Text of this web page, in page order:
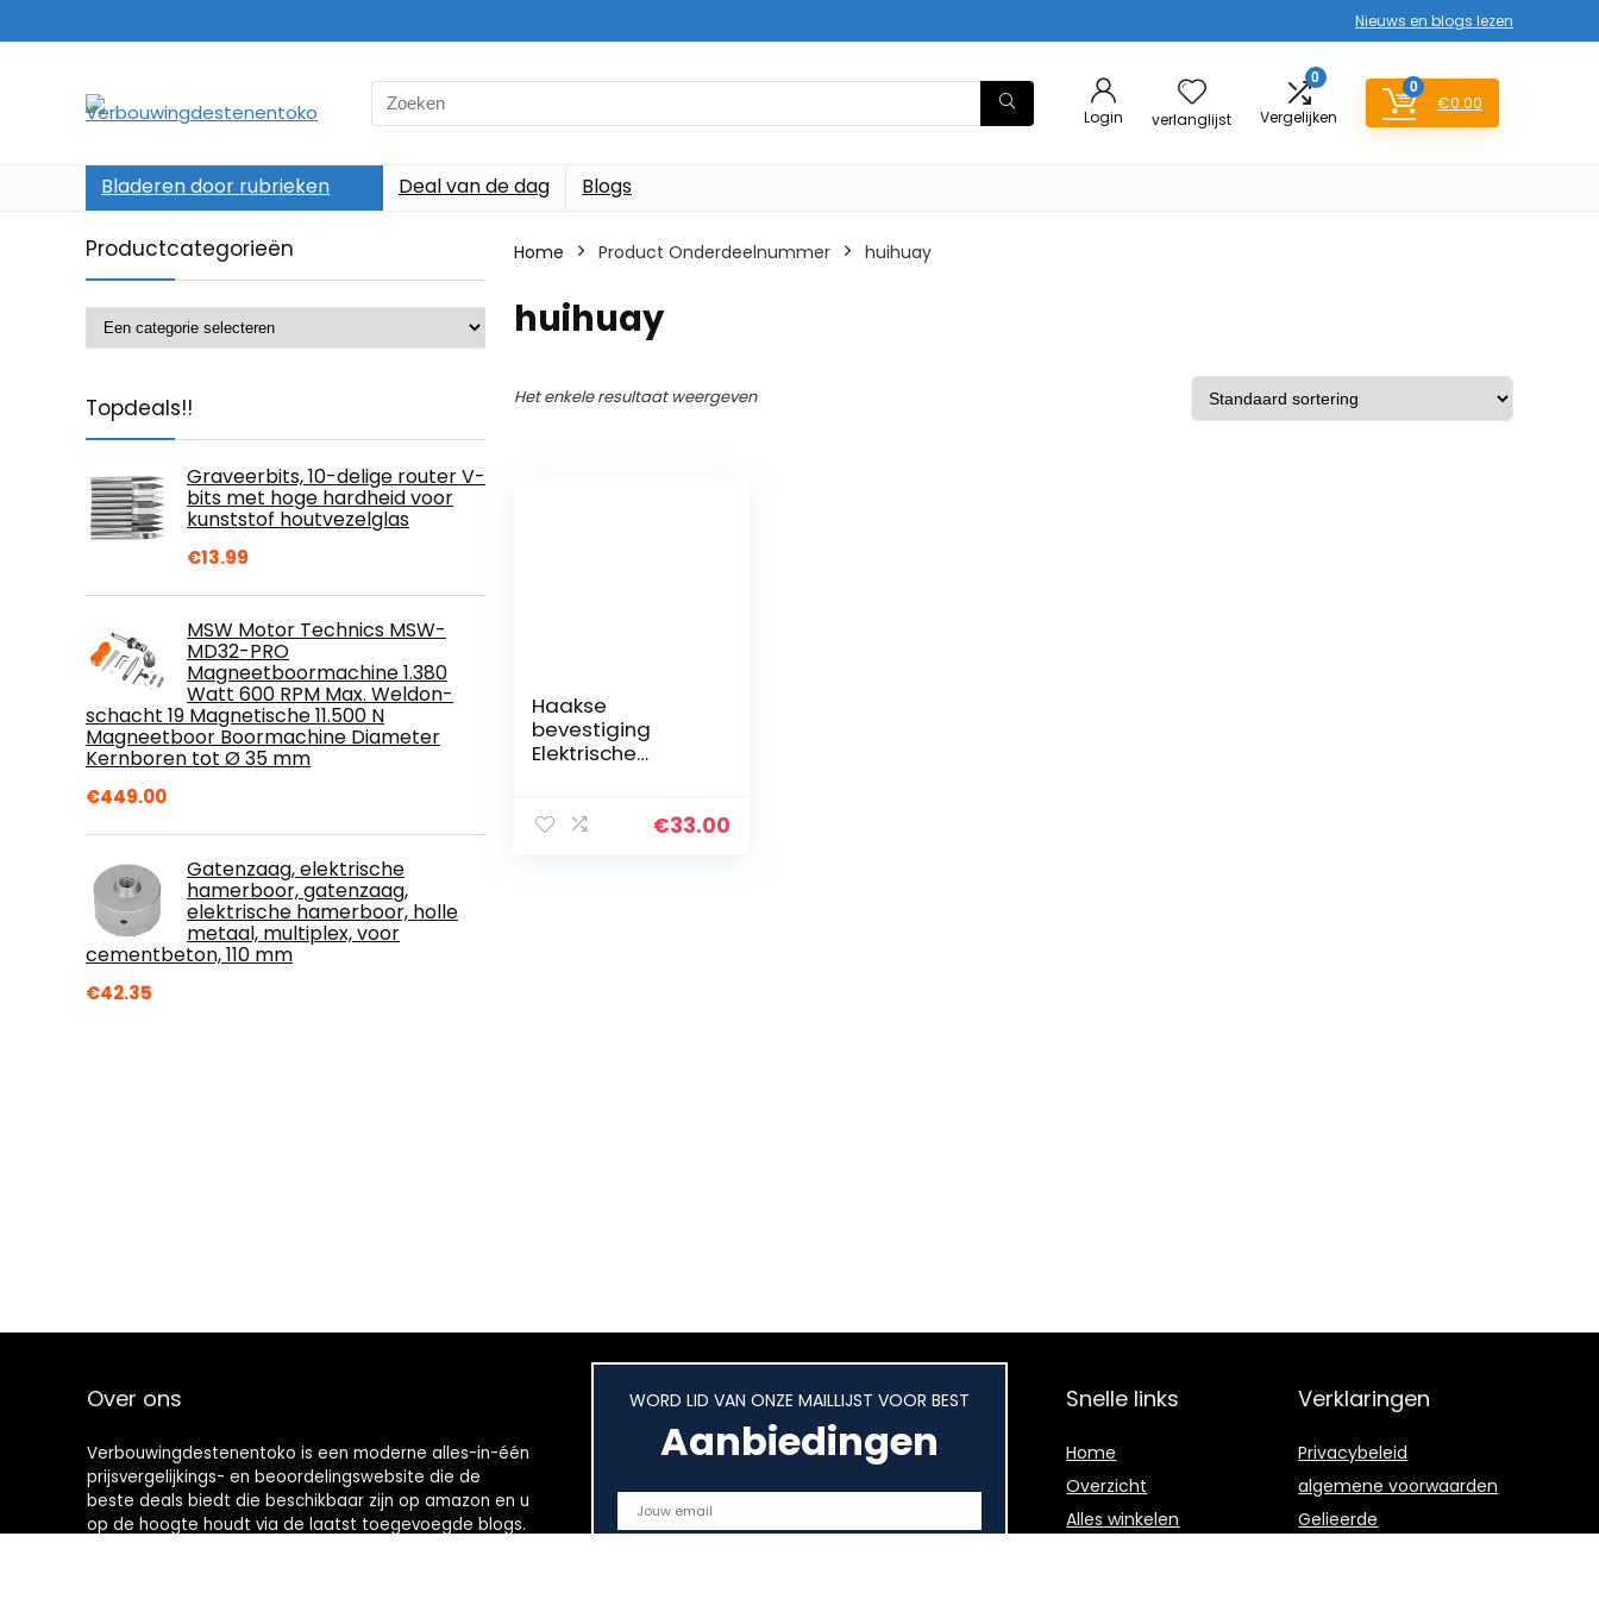
Nieuws en blogs lezen
Search
for:
Login verlanglijst
0
Vergelijken
0
€0.00
Bladeren door rubrieken Deal van de dag Blogs
Productcategorieën
Topdeals!!
Graveerbits, 10-delige router V-
bits met hoge hardheid voor
kunststof houtvezelglas
€13.99
MSW Motor Technics MSW-
MD32-PRO
Magneetboormachine 1.380
Watt 600 RPM Max. Weldon-
schacht 19 Magnetische 11.500 N
Magneetboor Boormachine Diameter
Kernboren tot Ø 35 mm
€449.00
Gatenzaag, elektrische
hamerboor, gatenzaag,
elektrische hamerboor, holle
metaal, multiplex, voor
cementbeton, 110 mm
€42.35
Home Product Onderdeelnummer ‎huihuay
‎huihuay
Het enkele resultaat weergeven
Haakse
bevestiging
Elektrische
graden
€33.00
Over ons
Verbouwingdestenentoko is een moderne alles-in-één
prijsvergelijkings- en beoordelingswebsite die de
beste deals biedt die beschikbaar zijn op amazon en u
op de hoogte houdt via de laatst toegevoegde blogs.
WORD LID VAN ONZE MAILLIJST VOOR BEST
Aanbiedingen
Snelle links
Home
Overzicht
Alles winkelen
Verklaringen
Privacybeleid
algemene voorwaarden
Gelieerde
openbaarmaking